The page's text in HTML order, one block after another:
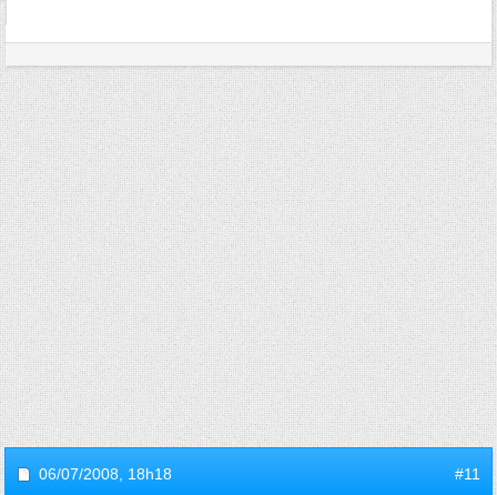
06/07/2008, 18h18 #11